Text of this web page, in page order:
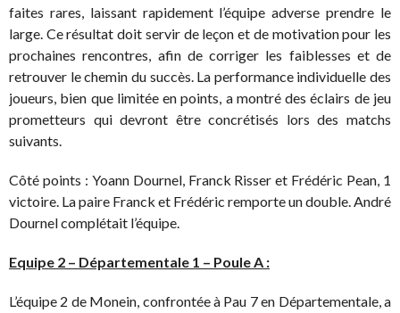
faites rares, laissant rapidement l’équipe adverse prendre le
large. Ce résultat doit servir de leçon et de motivation pour les
prochaines rencontres, afin de corriger les faiblesses et de
retrouver le chemin du succès. La performance individuelle des
joueurs, bien que limitée en points, a montré des éclairs de jeu
prometteurs qui devront être concrétisés lors des matchs
suivants.
Côté points : Yoann Dournel, Franck Risser et Frédéric Pean, 1
victoire. La paire Franck et Frédéric remporte un double. André
Dournel complétait l’équipe.
Equipe 2 – Départementale 1 – Poule A :
​​L’équipe 2 de Monein, confrontée à Pau 7 en Départementale, a